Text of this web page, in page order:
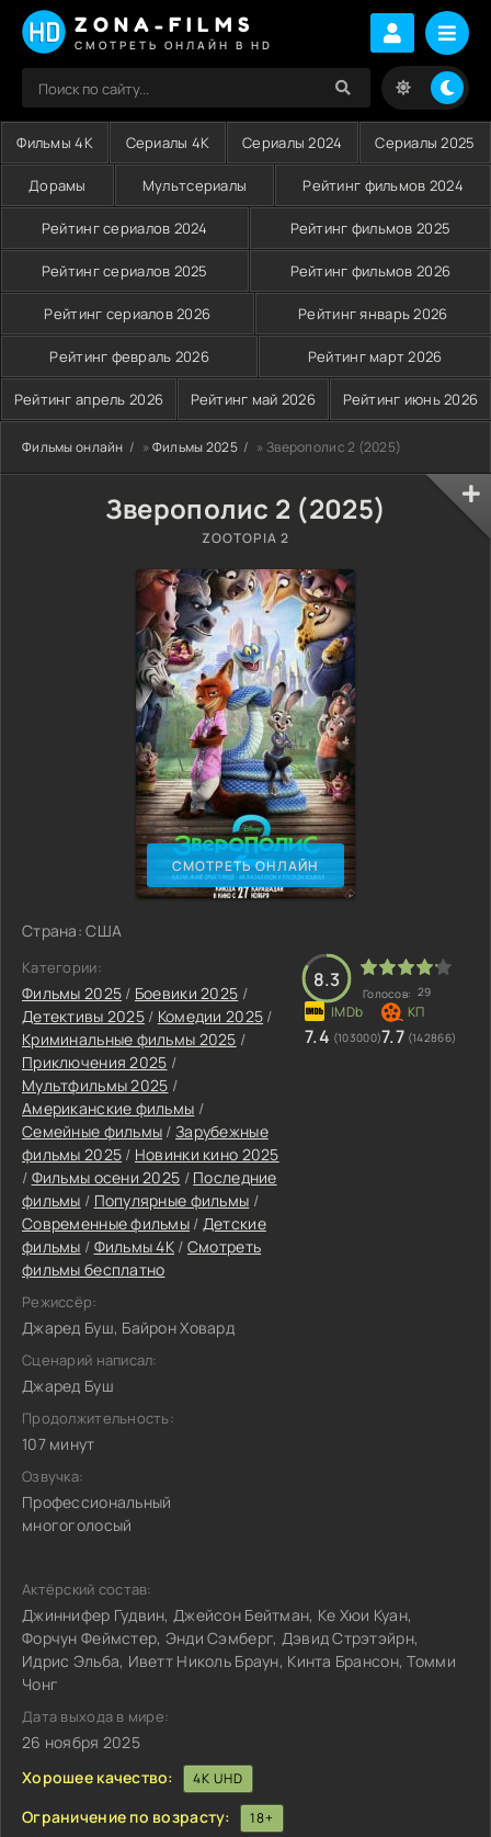
ZONA-FILMS
СМОТРЕТЬ ОНЛАЙН В HD
Фильмы 4K Сериалы 4K Сериалы 2024 Сериалы 2025
Дорамы Мультсериалы Рейтинг фильмов 2024
Рейтинг сериалов 2024 Рейтинг фильмов 2025
Рейтинг сериалов 2025 Рейтинг фильмов 2026
Рейтинг сериалов 2026 Рейтинг январь 2026
Рейтинг февраль 2026 Рейтинг март 2026
Рейтинг апрель 2026 Рейтинг май 2026 Рейтинг июнь 2026
Фильмы онлайн » Фильмы 2025 » Зверополис 2 (2025)
Зверополис 2 (2025)
ZOOTOPIA 2
СМОТРЕТЬ ОНЛАЙН
Страна: США
Категории:
Фильмы 2025 / Боевики 2025 /
Детективы 2025/ Комедии 2025 /
Криминальные фильмы 2025 /
Приключения 2025 /
Мультфильмы 2025 /
Американские фильмы /
Семейные фильмы /Зарубежные
фильмы 2025 / Новинки кино 2025
/ Фильмы осени 2025 / Последние
фильмы / Популярные фильмы /
Современные фильмы / Детские
фильмы / Фильмы 4K / Смотреть
фильмы бесплатно
Режиссёр:
Джаред Буш, Байрон Ховард
Сценарий написал:
Джаред Буш
Продолжительность:
107 минут
Озвучка:
Профессиональный
многоголосый
8.3
Голосов: 29
7.4 (103000)7.7 (142866)
Актёрский состав:
Джиннифер Гудвин, Джейсон Бейтман, Ке Хюи Куан,
Форчун Феймстер, Энди Сэмберг, Дэвид Стрэтэйрн,
Идрис Эльба, Иветт Николь Браун, Кинта Брансон, Томми
Чонг
Дата выхода в мире:
26 ноября 2025
Хорошее качество:
4K UHD
Ограничение по возрасту: 18+